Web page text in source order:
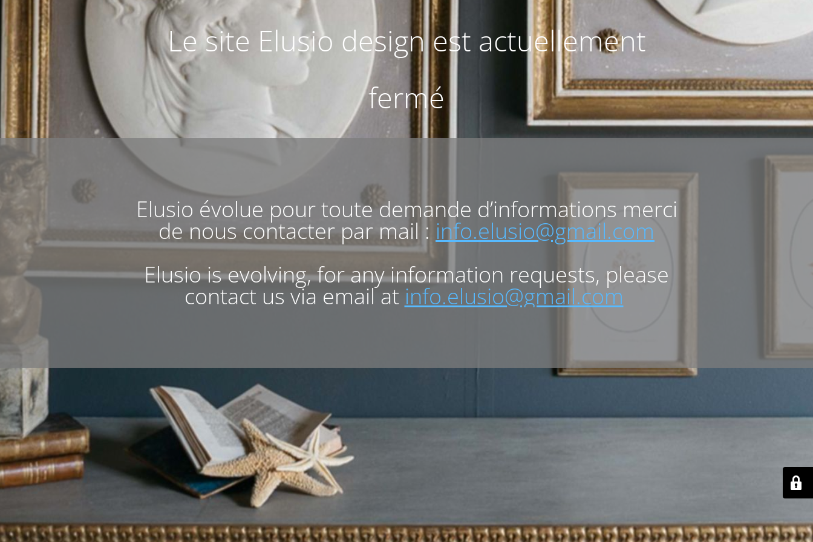
Le site Elusio design est actuellement
fermé
Elusio évolue pour toute demande d’informations merci
de nous contacter par mail : info.elusio@gmail.com
Elusio is evolving, for any information requests, please
contact us via email at info.elusio@gmail.com